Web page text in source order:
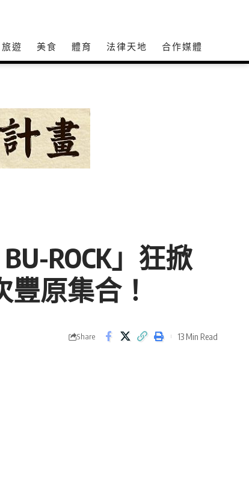
旅遊 美食 體育 法律天地 合作媒體
ROCK」狂掀
原集合！
Share 13 Min Read